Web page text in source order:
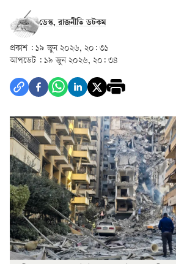
ডেস্ক, রাজনীতি ডটকম
প্রকাশ : ১৯ জুন ২০২৬, ২০: ৩১
আপডেট : ১৯ জুন ২০২৬, ২০: ৩৪